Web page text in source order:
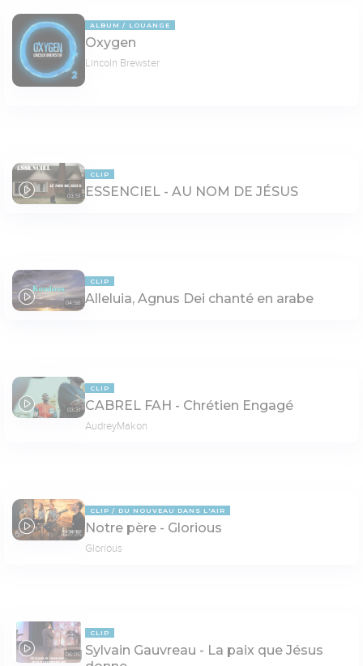
ALBUM LOUANGE
Oxygen
Lincoln Brewster
03:51
CLIP
ESSENCIEL - AU NOM DE JÉSUS
04:58
CLIP
Alleluia, Agnus Dei chanté en arabe
03:31
CLIP
CABREL FAH - Chrétien Engagé
AudreyMakon
14:16
CLIP DU NOUVEAU DANS L'AIR
Notre père - Glorious
Glorious
06:05
CLIP
Sylvain Gauvreau - La paix que Jésus